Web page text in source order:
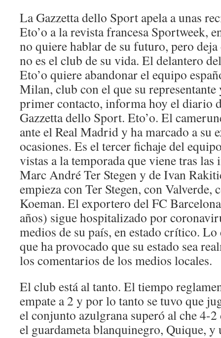
La Gazzetta dello Sport apela a unas
Eto’o a la revista francesa Sportweek,
no quiere hablar de su futuro, pero
no es el club de su vida. El delantero
Eto’o quiere abandonar el equipo
Milan, club con el que su representante
primer contacto, informa hoy el diario
Gazzetta dello Sport. Eto’o. El
ante el Real Madrid y ha marcado a su
ocasiones. Es el tercer fichaje del
vistas a la temporada que viene tras
Marc André Ter Stegen y de Ivan
empieza con Ter Stegen, con Valverde,
Koeman. El exportero del FC
años) sigue hospitalizado por
medios de su país, en estado crítico. Lo
que ha provocado que su estado sea
los comentarios de los medios locales.
El club está al tanto. El tiempo
empate a 2 y por lo tanto se tuvo que
el conjunto azulgrana superó al che 4-2
el guardameta blanquinegro, Quique, y